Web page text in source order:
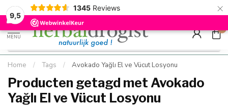
9,5
1345 Reviews ×
Kostenloser DE-Versand ab Mindestbestellwert |
Schnell geliefert
Minimum
Hızlı
MENU
0
Home / Tags / Avokado Yağlı El ve Vücut Losyonu
Producten getagd met Avokado
Yağlı El ve Vücut Losyonu